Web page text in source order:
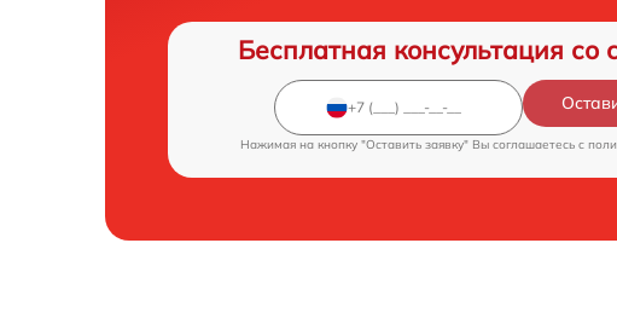
Бесплатная консультация со
Нажимая на кнопку "Оставить заявку" Вы соглашаетесь c